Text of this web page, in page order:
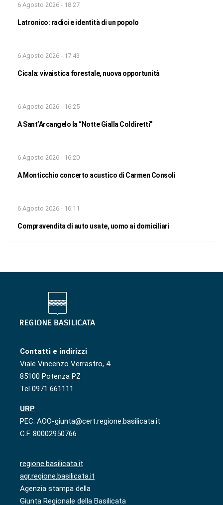
6 Agosto 2026 - 18:27
Latronico: radici e identità di un popolo
6 Agosto 2026 - 17:43
Cicala: vivaistica forestale, nuova opportunità
6 Agosto 2026 - 16:25
A Sant’Arcangelo la “Notte Gialla Coldiretti”
6 Agosto 2026 - 16:20
A Monticchio concerto acustico di Carmen Consoli
6 Agosto 2026 - 16:11
Compravendita di auto usate, uomo ai domiciliari
Contatti e indirizzi
Viale Vincenzo Verrastro, 4
85100 Potenza PZ
Tel 0971 661111
URP
PEC: AOO-giunta@cert.regione.basilicata.it
C.F. 80002950766
regione.basilicata.it
agr.regione.basilicata.it
Agenzia stampa della
Giunta Regionale della Basilicata